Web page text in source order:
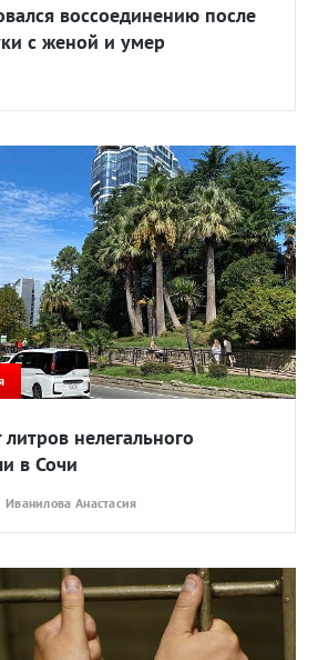
воссоединению после
с женой и умер
нелегального
в Сочи
Анастасия